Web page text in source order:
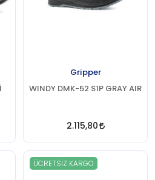
Gripper
WINDY DMK-52 S1P GRAY AIR
2.115,80
ÜCRETSIZ KARGO